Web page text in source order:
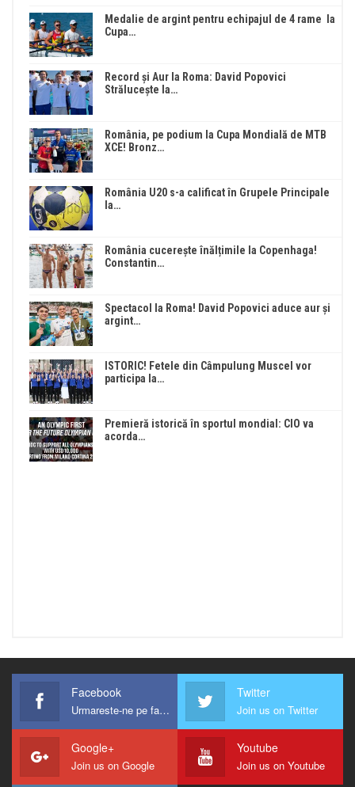
Medalie de argint pentru echipajul de 4 rame la
Cupa…
Record și Aur la Roma: David Popovici
Strălucește la…
România, pe podium la Cupa Mondială de MTB
XCE! Bronz…
România U20 s-a calificat în Grupele Principale
la…
România cucerește înălțimile la Copenhaga!
Constantin…
Spectacol la Roma! David Popovici aduce aur și
argint…
ISTORIC! Fetele din Câmpulung Muscel vor
participa la…
Premieră istorică în sportul mondial: CIO va
acorda…
Facebook
Urmareste-ne pe facebook !
Twitter
Join us on Twitter
Google+
Join us on Google
Youtube
Join us on Youtube